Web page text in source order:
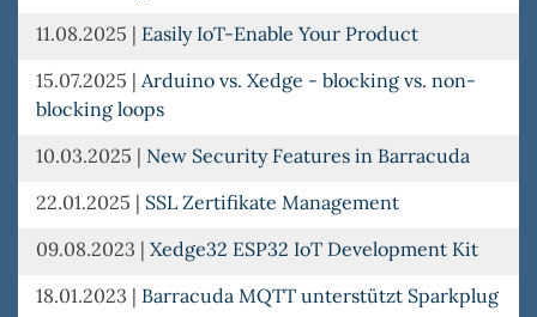
11.08.2025 | Easily IoT-Enable Your Product
15.07.2025 | Arduino vs. Xedge - blocking vs. non-
blocking loops
10.03.2025 | New Security Features in Barracuda
22.01.2025 | SSL Zertifikate Management
09.08.2023 | Xedge32 ESP32 IoT Development Kit
18.01.2023 | Barracuda MQTT unterstützt Sparkplug